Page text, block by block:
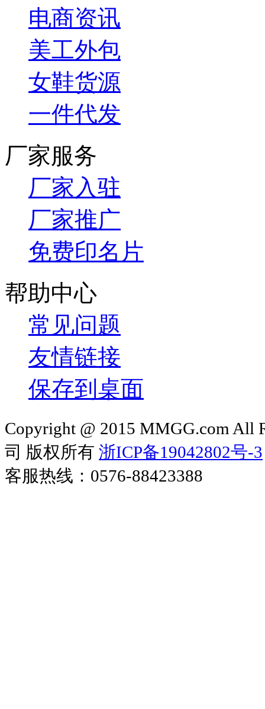
电商资讯
美工外包
女鞋货源
一件代发
厂家服务
厂家入驻
厂家推广
免费印名片
帮助中心
常见问题
友情链接
保存到桌面
Copyright @ 2015 MMGG.com All
司 版权所有 浙ICP备19042802号-3
客服热线：0576-88423388